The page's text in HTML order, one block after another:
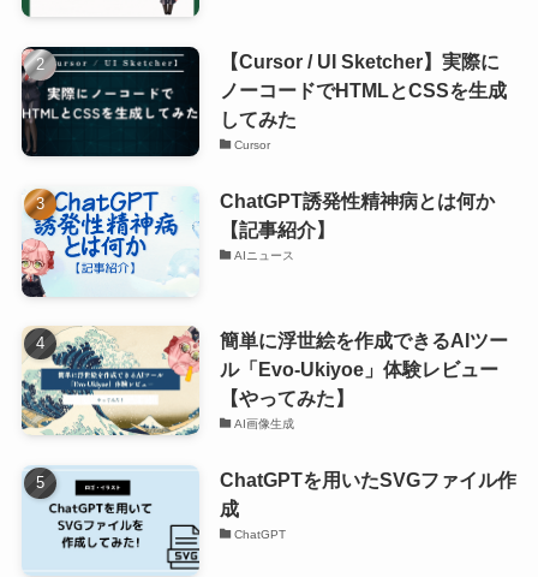
【Cursor / UI Sketcher】実際に
ノーコードでHTMLとCSSを生成
してみた
Cursor
ChatGPT誘発性精神病とは何か
【記事紹介】
AIニュース
簡単に浮世絵を作成できるAIツー
ル「Evo-Ukiyoe」体験レビュー
【やってみた】
AI画像生成
ChatGPTを用いたSVGファイル作
成
ChatGPT